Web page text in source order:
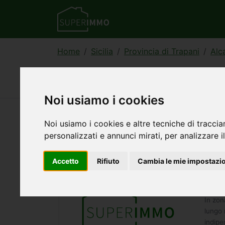
Noi usiamo i cookies
Noi usiamo i cookies e altre tecniche di
personalizzati e annunci mirati, per
Accetto Rifiuto Cambia le mie
Home Sicilia Provincia di Trapani
34annunci — 1–30 visualizzati
In
lungo